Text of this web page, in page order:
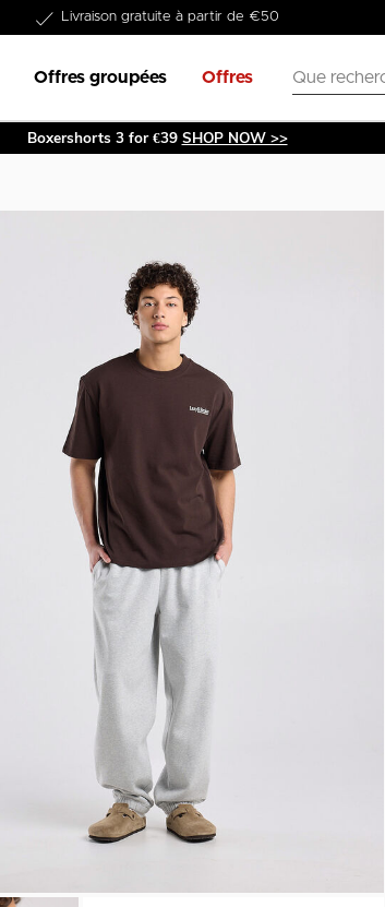
Dans les 1-3 jours livrable
Offres groupées Offres
Boxershorts 3 for €39 SHOP NOW >>